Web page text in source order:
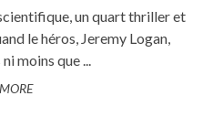
un quart thriller et
le héros, Jeremy Logan,
moins que ...